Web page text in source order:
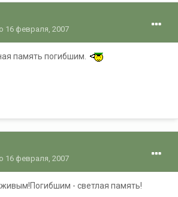
16 февраля, 2007
память погибшим.
16 февраля, 2007
- светлая память!